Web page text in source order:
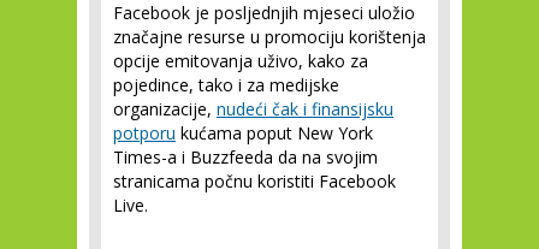
Facebook je posljednjih mjeseci uložio
značajne resurse u promociju korištenja
opcije emitovanja uživo, kako za
pojedince, tako i za medijske
organizacije, nudeći čak i finansijsku
potporu kućama poput New York
Times-a i Buzzfeeda da na svojim
stranicama počnu koristiti Facebook
Live.